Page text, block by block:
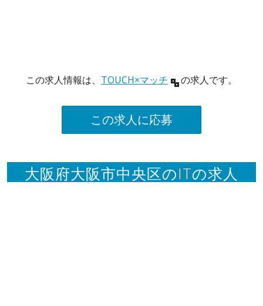
この求人情報は、 TOUCH×マッチ の求人です。
この求人に応募
大阪府大阪市中央区のITの求人